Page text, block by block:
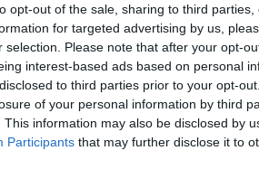
opt-out of the sale, sharing to third
for targeted advertising by us,
selection. Please note that after your opt-
interest-based ads based on personal
to third parties prior to your opt-
of your personal information by third
This information may also be disclosed by
Participants that may further disclose it to
χαρακτηριστικά ο Ανουάρ Ελ
Ύπατης Εκπροσώπου και του
στη διπλωματία, γιατί ξέρετε
ένα έγγραφο με
ότι όλες οι επιλογές
Σύνοδο στην Κοπεγχάγη